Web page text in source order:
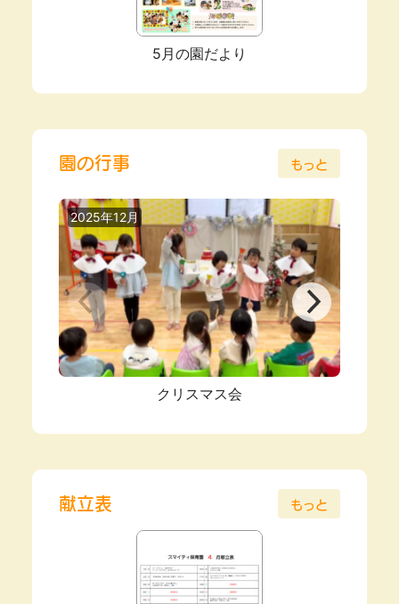
5月の園だより
園の行事 もっと
2025年12月
クリスマス会
献立表 もっと